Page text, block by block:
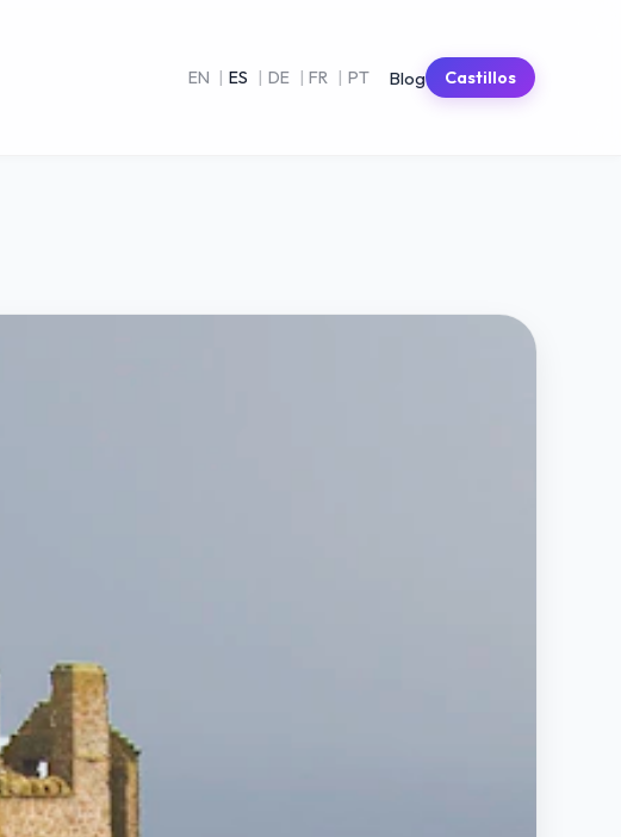
EN | ES | DE | FR | PT Blog Castillos